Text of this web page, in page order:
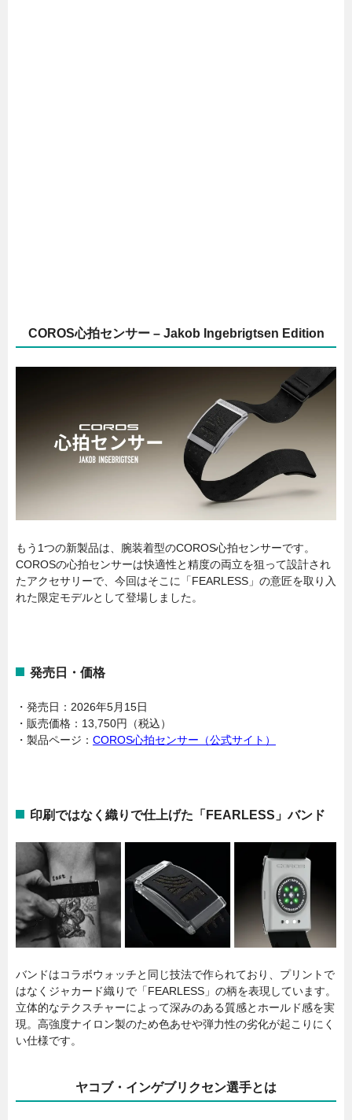
COROS心拍センサー – Jakob Ingebrigtsen Edition
もう1つの新製品は、腕装着型のCOROS心拍センサーです。
COROSの心拍センサーは快適性と精度の両立を狙って設計され
たアクセサリーで、今回はそこに「FEARLESS」の意匠を取り入
れた限定モデルとして登場しました。
発売日・価格
・発売日：2026年5月15日
・販売価格：13,750円（税込）
・製品ページ： COROS心拍センサー（公式サイト）
印刷ではなく織りで仕上げた「FEARLESS」バンド
バンドはコラボウォッチと同じ技法で作られており、プリントで
はなくジャカード織りで「FEARLESS」の柄を表現しています。
立体的なテクスチャーによって深みのある質感とホールド感を実
現。高強度ナイロン製のため色あせや弾力性の劣化が起こりにく
い仕様です。
ヤコブ・インゲブリクセン選手とは